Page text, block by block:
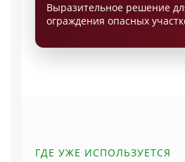
Выразительное решение
ограждения опасных
ГДЕ УЖЕ ИСПОЛЬЗУЕТСЯ